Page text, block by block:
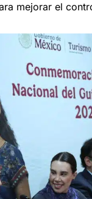
mejorar el